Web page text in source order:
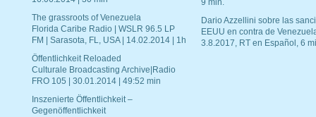
The grassroots of Venezuela
Florida Caribe Radio | WSLR 96.5 LP
FM | Sarasota, FL, USA | 14.02.2014 | 1h
Öffentlichkeit Reloaded
Culturale Broadcasting Archive|Radio
FRO 105 | 30.01.2014 | 49:52 min
Inszenierte Öffentlichkeit –
Gegenöffentlichkeit
9 min.
Dario Azzellini sobre las
EEUU en contra de
3.8.2017, RT en Español, 6